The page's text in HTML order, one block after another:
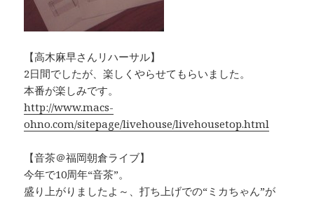
【高木麻早さんリハーサル】
2日間でしたが、楽しくやらせてもらいました。
本番が楽しみです。
http://www.macs-
ohno.com/sitepage/livehouse/livehousetop.html
【音茶＠福岡朝倉ライブ】
今年で10周年“音茶”。
盛り上がりましたよ～、打ち上げでの“ミカちゃん”が